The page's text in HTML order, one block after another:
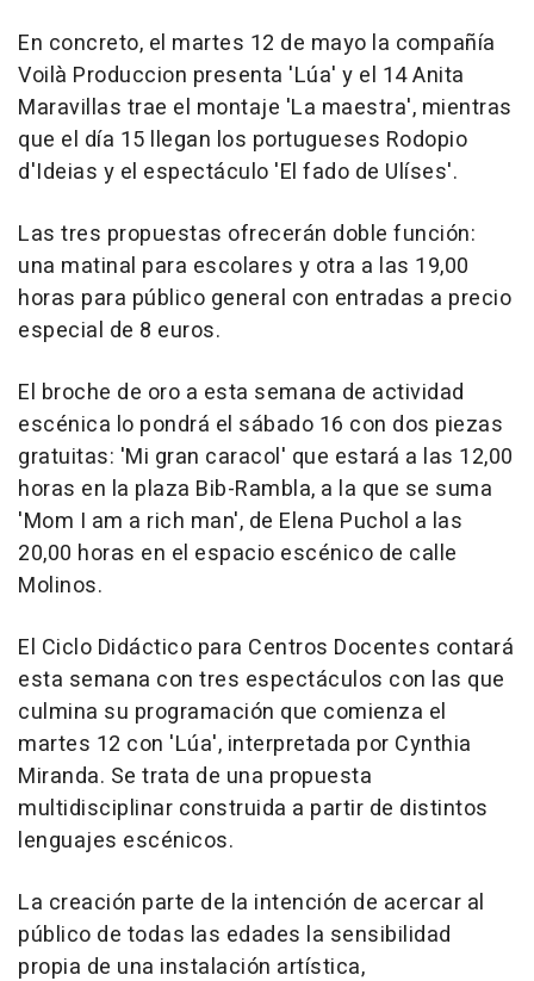
En concreto, el martes 12 de mayo la compañía
Voilà Produccion presenta 'Lúa' y el 14 Anita
Maravillas trae el montaje 'La maestra', mientras
que el día 15 llegan los portugueses Rodopio
d'Ideias y el espectáculo 'El fado de Ulíses'.
Las tres propuestas ofrecerán doble función:
una matinal para escolares y otra a las 19,00
horas para público general con entradas a precio
especial de 8 euros.
El broche de oro a esta semana de actividad
escénica lo pondrá el sábado 16 con dos piezas
gratuitas: 'Mi gran caracol' que estará a las 12,00
horas en la plaza Bib-Rambla, a la que se suma
'Mom I am a rich man', de Elena Puchol a las
20,00 horas en el espacio escénico de calle
Molinos.
El Ciclo Didáctico para Centros Docentes contará
esta semana con tres espectáculos con las que
culmina su programación que comienza el
martes 12 con 'Lúa', interpretada por Cynthia
Miranda. Se trata de una propuesta
multidisciplinar construida a partir de distintos
lenguajes escénicos.
La creación parte de la intención de acercar al
público de todas las edades la sensibilidad
propia de una instalación artística,